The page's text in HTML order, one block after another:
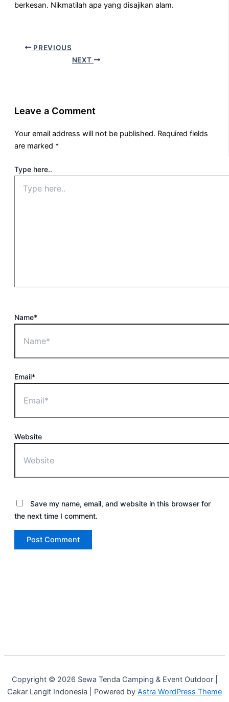
berkesan. Nikmatilah apa yang disajikan alam.
PREVIOUS
NEXT
Leave a Comment
Your email address will not be published. Required fields
are marked *
Type here..
Name*
Email*
Website
Save my name, email, and website in this browser for
the next time I comment.
Copyright © 2026 Sewa Tenda Camping & Event Outdoor |
Cakar Langit Indonesia | Powered by Astra WordPress Theme